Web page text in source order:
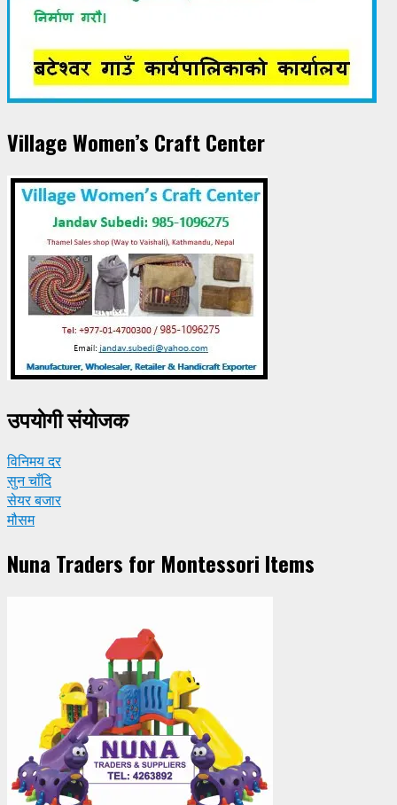
Village Women’s Craft Center
उपयाेगी संयाेजक
विनिमय दर
सुन चाँदि
सेयर बजार
मौसम
Nuna Traders for Montessori Items